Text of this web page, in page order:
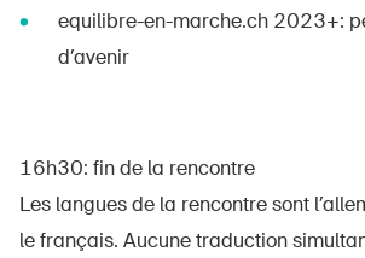
equilibre-en-marche.ch 2023+:
d’avenir
16h30: fin de la rencontre
Les langues de la rencontre sont
le français. Aucune traduction